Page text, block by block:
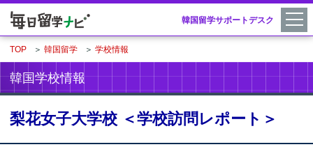
韓国留学サポートデスク
TOP ＞ 韓国留学 ＞ 学校情報
韓国学校情報
梨花女子大学校 ＜学校訪問レポート＞